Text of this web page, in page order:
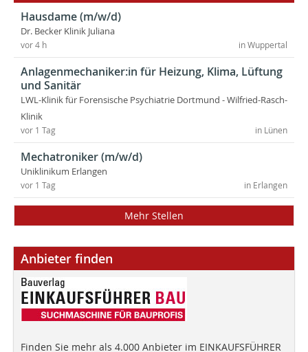
Hausdame (m/w/d)
Dr. Becker Klinik Juliana
in Wuppertal
vor 4 h
Anlagenmechaniker:in für Heizung, Klima, Lüftung
und Sanitär
LWL-Klinik für Forensische Psychiatrie Dortmund - Wilfried-Rasch-
Klinik
in Lünen
vor 1 Tag
Mechatroniker (m/w/d)
Uniklinikum Erlangen
in Erlangen
vor 1 Tag
Mehr Stellen
Anbieter finden
Finden Sie mehr als 4.000 Anbieter im EINKAUFSFÜHRER